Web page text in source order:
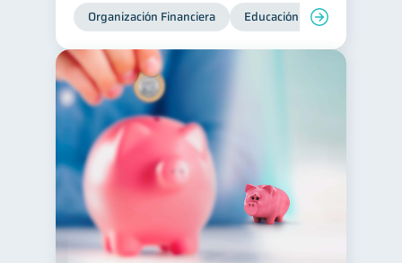
Organización Financiera Educación financiera